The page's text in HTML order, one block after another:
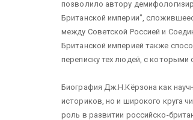
позволило автору
Британской империи",
между Советской Россией и
Британской империей также
переписку тех людей, с которыми
Биография Дж.Н.Кёрзона как
историков, но и широкого круга
роль в развитии российско-